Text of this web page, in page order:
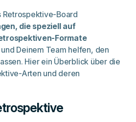
Retrospektive-Board
die speziell auf
Formate
Deinem Team helfen, den
Hier ein Überblick über die
Arten und deren